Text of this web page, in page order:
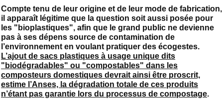
Compte tenu de leur origine et de leur mode de fabrication,
il apparaît légitime que la question soit aussi posée pour
les "bioplastiques", afin que le grand public ne devienne
pas à ses dépens source de contamination de
l’environnement en voulant pratiquer des écogestes.
L’ajout de sacs plastiques à usage unique dits
"biodégradables" ou "compostables" dans les
composteurs domestiques devrait ainsi être proscrit,
estime l’Anses, la dégradation totale de ces produits
n’étant pas garantie lors du processus de compostage.